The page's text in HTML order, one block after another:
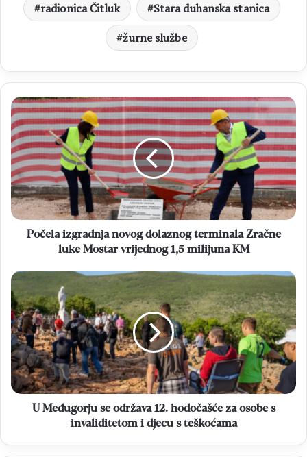
radionica Čitluk
Stara duhanska stanica
žurne službe
Počela
izgradnja
novog
dolaznog
terminala
Zračne
luke
Mostar
vrijednog
Počela izgradnja novog dolaznog terminala Zračne
luke Mostar vrijednog 1,5 milijuna KM
U
Međugorju
se
održava
12.
hodočašće
za
osobe
s
invaliditetom
U Međugorju se održava 12. hodočašće za osobe s
invaliditetom i djecu s teškoćama